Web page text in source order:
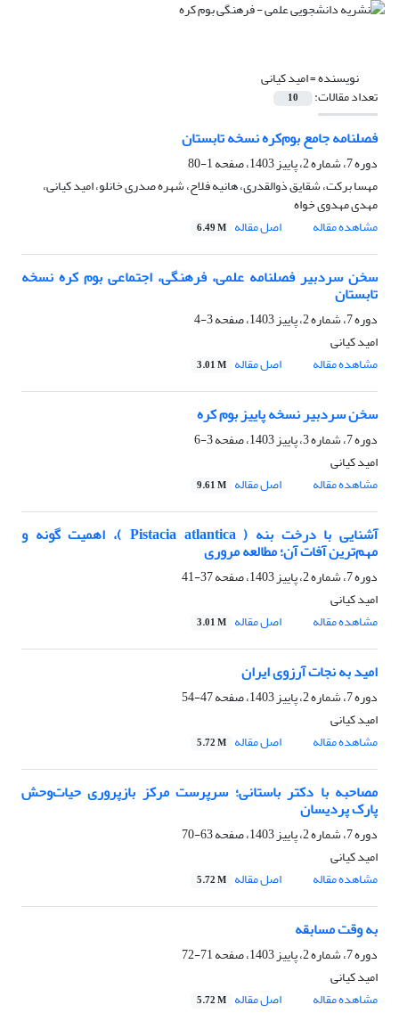
نویسنده =امید کیانی
تعداد مقالات: 10
فصلنامه جامع بوم‌کره نسخه تابستان
دوره 7، شماره 2، پاییز 1403، صفحه
1-80
مهسا برکت، شقایق ذوالقدری، هانیه فلاح، شهره صدری خانلو، امید کیانی،
مهدی مهدوی خواه
مشاهده مقاله
اصل مقاله 6.49 M
سخن سردبیر فصلنامه علمی، فرهنگی، اجتماعی بوم کره نسخه
تابستان
دوره 7، شماره 2، پاییز 1403، صفحه
3-4
امید کیانی
مشاهده مقاله
اصل مقاله 3.01 M
سخن سردبیر نسخه پاییز بوم کره
دوره 7، شماره 3، پاییز 1403، صفحه
3-6
امید کیانی
مشاهده مقاله
اصل مقاله 9.61 M
آشنایی با درخت بنه ( Pistacia atlantica )، اهمیت گونه و
مهم‌ترین آفات آن؛ مطالعه مروری
دوره 7، شماره 2، پاییز 1403، صفحه
37-41
امید کیانی
مشاهده مقاله
اصل مقاله 3.01 M
امید به نجات آرزوی ایران
دوره 7، شماره 2، پاییز 1403، صفحه
47-54
امید کیانی
مشاهده مقاله
اصل مقاله 5.72 M
مصاحبه با دکتر باستانی؛ سرپرست مرکز بازپروری حیات‌وحش
پارک پردیسان
دوره 7، شماره 2، پاییز 1403، صفحه
63-70
امید کیانی
مشاهده مقاله
اصل مقاله 5.72 M
به وقت مسابقه
دوره 7، شماره 2، پاییز 1403، صفحه
71-72
امید کیانی
مشاهده مقاله
اصل مقاله 5.72 M